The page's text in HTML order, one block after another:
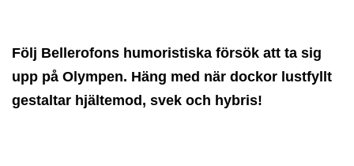
Följ Bellerofons humoristiska försök att ta sig
upp på Olympen. Häng med när dockor lustfyllt
gestaltar hjältemod, svek och hybris!